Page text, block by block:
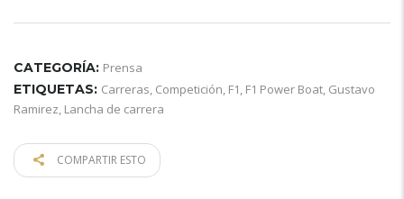
CATEGORÍA: Prensa
ETIQUETAS: Carreras, Competición, F1, F1 Power Boat, Gustavo
Ramirez, Lancha de carrera
COMPARTIR ESTO